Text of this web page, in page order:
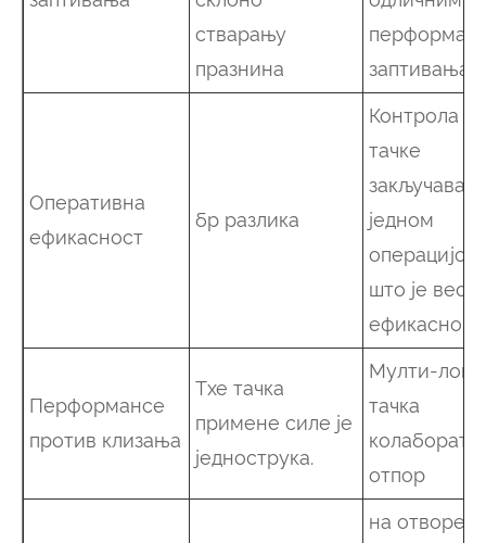
стварању
празнина
заптивања
Оперативна
ефикасност
бр разлика
Контрола
тачке
једном
операцијом,
што је
ефикасно
Перформансе
против клизања
Тхе тачка
примене силе је
једнострука.
Мулти-лоцк
тачка
отпор
на